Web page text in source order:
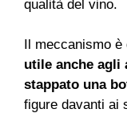
qualità del vino.
Il meccanismo
utile anche agli
stappato una
figure davanti ai